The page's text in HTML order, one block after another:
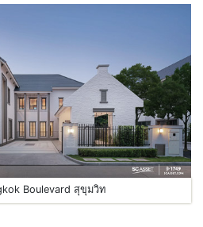
Boulevard สุขุมวิท